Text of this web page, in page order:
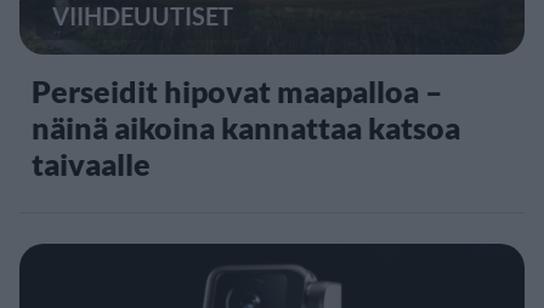
VIIHDEUUTISET
Perseidit hipovat maapalloa –
näinä aikoina kannattaa katsoa
taivaalle